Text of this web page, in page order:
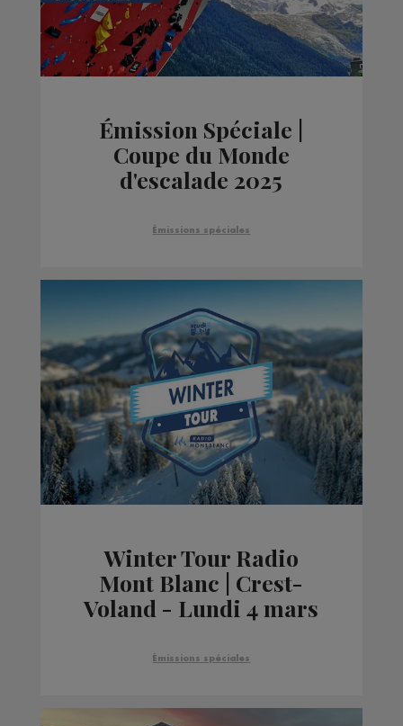
Émission Spéciale |
Coupe du Monde
d'escalade 2025
Émissions spéciales
Winter Tour Radio
Mont Blanc | Crest-
Voland - Lundi 4 mars
Émissions spéciales